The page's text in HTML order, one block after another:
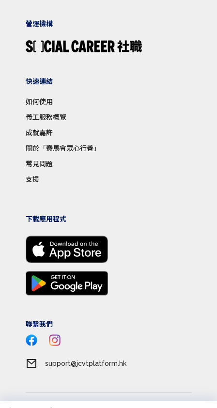
營運機構
快速連結
如何使用
義工服務概覽
成就嘉許
關於「賽馬會眾心行善」
常見問題
支援
下載應用程式
聯繫我們
support@jcvtplatform.hk